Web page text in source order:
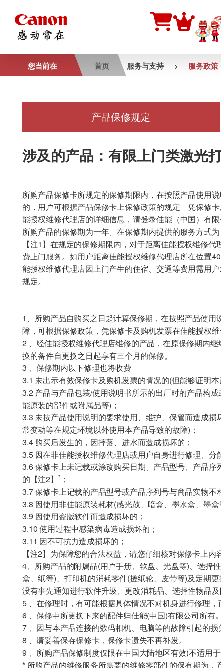
您当前在 首页 服务与支持 > 服务政策
产品保修规定
涉及的产品：有限上门类激光
所购产品保修卡所规定的保修期限内，在按照产品使用
的，用户可根据产品保修卡上保修政策的规定，凭保修
能授权维修代理店的详细信息，请登录佳能（中国）有
所购产品的保修期为一年。在保修期内提供的服务方式
【注1】在规定的保修期限内，对于距离佳能授权维修
费上门服务。如用户距离佳能授权维修代理店所在位置
能授权维修代理店因上门产生的住宿、交通等费用需用
规定。
1、所购产品自购买之日起计算保修期，在按照产品使
障，可根据保修政策，凭保修卡及购机发票在佳能授权
2 、经佳能授权维修代理店维修的产品，在原保修期内
换的备件自更换之日起享有三个月的保修。
3 、保修期内以下修理也将收费
3.1 未出示有效保修卡及购机发票的情况的(但能够证明
3.2 产品与产品包装/使用说明书所示的出厂时的产品构
能原装的部件或附属品等)；
3.3 未按产品使用说明的要求使用、维护、保管而造成
常变动等在规定环境以外使用本产品导致的故障)；
3.4 购买后发生的，因摔落、进水而造成损坏的；
3.5 因在非佳能授权维修代理店或用户自身进行修理、分
3.6 保修卡上未记载或涂改购买日期、产品型号、产品
的【注2】 * ；
3.7 保修卡上记载的产品型号或产品序列号与商品实物不
3.8 因使用非佳能原装耗材(感光鼓、暗盒、墨水盒、墨
3.9 因使用盗版软件而造成损坏的；
3.10 使用过程中感染病毒造成损坏的；
3.11 因不可抗力造成损坏的；
【注2】为保障您的合法权益，请您仔细核对保修卡上内
4、所购产品的附属品(用户手册、软盘、光盘等)、选择
盒、纸等)、打印机的消耗零件(搓纸轮、皮带等)及定期
没有事先通知进行软件升级、更改消耗品、选择性物品
5 、在修理时，有可能根据具体情况不对机身进行修理
6 、保修中所更换下来的配件归佳能(中国)有限公司所有
7 、因与本产品连接的数码相机、电脑等的故障引起的
8 、请妥善保存保修卡，保修卡遗失不再补发。
9 、所购产品保修制度仅限在中国大陆地区有效(不适用
* 所购产品的维修服务所需要的维修零部件的保有期为